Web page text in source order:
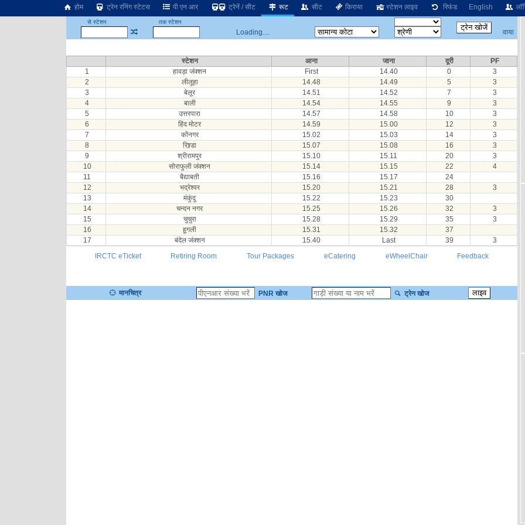
होम ट्रेन रनिंग स्टेटस पी एन आर ट्रेनें / सीट रूट सीट किराया स्टेशन लाइव रिफंड English
से स्टेशन तक स्टेशन
Loading.... वाया
स्टेशन आना जाना दूरी
PF
1
हावड़ा जंक्शन First 14.40 0
3
2
लीलूहा 14.48 14.49 5
3
3
बेलूर 14.51 14.52 7
3
4
बाली 14.54 14.55 9
3
5
उत्तरपारा 14.57 14.58 10
3
6
हिंद मोटर 14.59 15.00 12
3
7
कोंनगर 15.02 15.03 14
3
8
रिश्र्डा 15.07 15.08 16
3
9
श्रीरामपुर 15.10 15.11 20
3
10
सोराफुली जंक्शन 15.14 15.15 22
4
11
बैद्याबती 15.16 15.17
24
12
भद्रेश्वर 15.20 15.21 28
3
13
मंकुंदु 15.22 15.23
30
14
चन्दन नगर 15.25 15.26 32
3
15
चुचुरा 15.28 15.29 35
3
16
हूगली 15.31 15.32
37
17
बंदेल जंक्शन 15.40 Last 39
3
IRCTC eTicket
Retiring Room Tour Packages eCatering eWheelChair Feedback
मानचित्र PNR खोज ट्रेन खोज